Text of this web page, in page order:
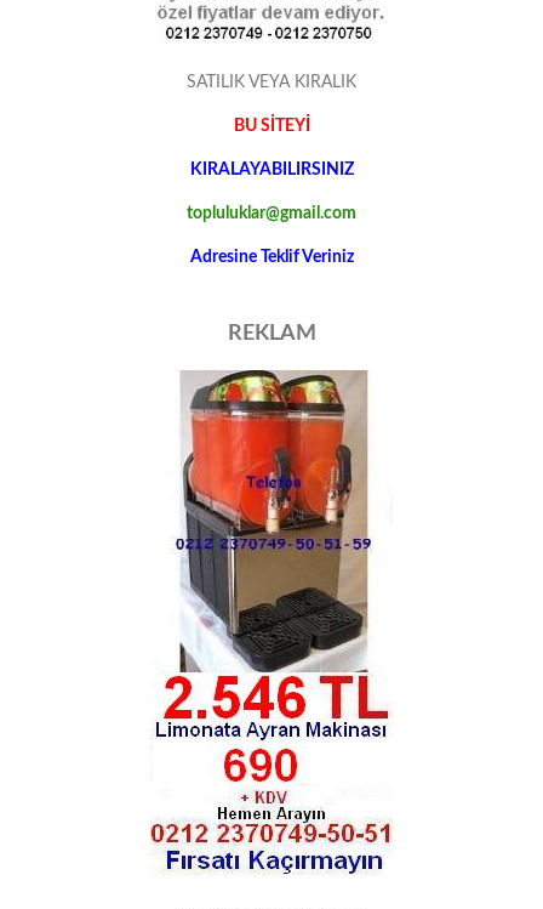
SATILIK VEYA KIRALIK
BU SİTEYİ
KIRALAYABILIRSINIZ
topluluklar@gmail.com
Adresine Teklif Veriniz
REKLAM